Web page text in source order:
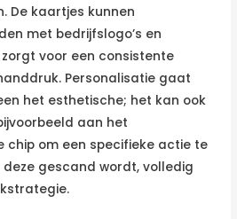
De kaartjes kunnen
met bedrijfslogo’s en
voor een consistente
Personalisatie gaat
het esthetische; het kan ook
aan het
chip om een specifieke actie te
gescand wordt, volledig